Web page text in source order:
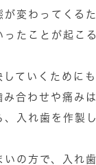
が変わってくる
たことが起こ
していくために
合わせや痛み
入れ歯を作製
いの方で、入れ